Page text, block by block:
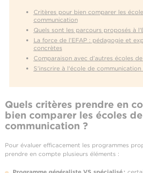
Critères pour bien comparer les
communication
Quels sont les parcours proposés à
La force de l’EFAP : pédagogie et
concrètes
Comparaison avec d’autres écoles
S'inscrire à l'école de communication
Quels critères prendre en
bien comparer les écoles de
communication ?
Pour évaluer efficacement les programmes
prendre en compte plusieurs éléments :